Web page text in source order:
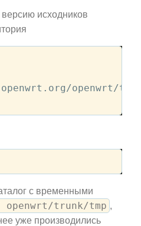
исходников
с временными
trunk/tmp ,
уже производились